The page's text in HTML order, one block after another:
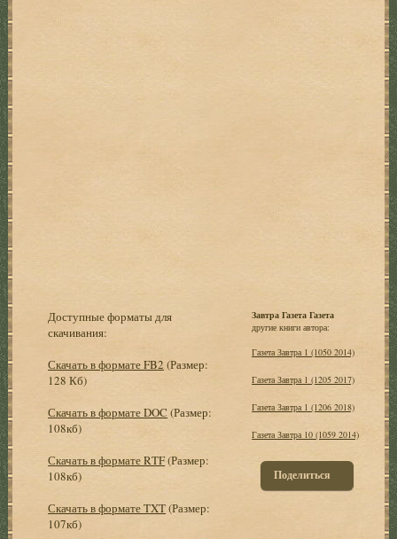
Доступные форматы для
скачивания:
Скачать в формате FB2 (Размер:
128 Кб)
Скачать в формате DOC (Размер:
108кб)
Скачать в формате RTF(Размер:
108кб)
Скачать в формате TXT(Размер:
107кб)
Завтра Газета Газета
другие книги автора:
Газета Завтра 1 (1050 2014)
Газета Завтра 1 (1205 2017)
Газета Завтра 1 (1206 2018)
Газета Завтра 10 (1059 2014)
Поделиться